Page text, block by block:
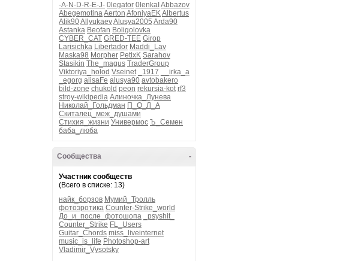
-A-N-D-R-E-J- 0legator 0lenkaI Abbazov
AbegemotinaAerton AfoniyaEKAlbertus
Alik90AllyukaevAlusya2005 Arda90
Astanka Beofan Boligolovka
CYBER_CAT GRED-TEE Girop
Larisichka Libertador Maddi_Lav
Maska98 Morpher PetixK Sarahov
Stasikin The_magus TraderGroup
Viktoriya_holod Vseinet _1917
__irka_a
_egorg alisaFe alusya90 avtobakero
bild-zone chukold peon rekursia-kot rf3
stroy-wikipedia Алиночка_Лунева
Николай_Гольдман П_О_Л_А
Скиталец_меж_душами
Стихия_жизни Универмос Ъ_Семен
баба_люба
-
Сообщества
Участник сообществ
(Всего в списке: 13)
найк_борзов Мумий_Тролль
фотоэротика Counter-Strike_world
До_и_после_фотошопа
_psyshit_
Counter_Strike FL_Users
Guitar_Chords miss_liveinternet
music_is_life Photoshop-art
Vladimir_Vysotsky